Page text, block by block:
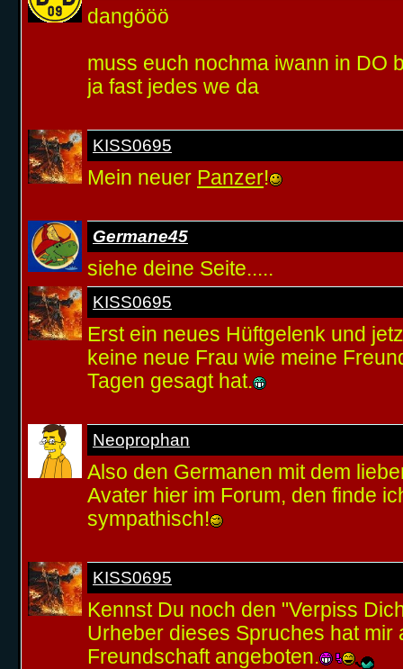
dangööö
muss euch nochma iwann in DO
ja fast jedes we da
KISS0695
Mein neuer Panzer!
Germane45
siehe deine Seite.....
KISS0695
Erst ein neues Hüftgelenk und
keine neue Frau wie meine
Tagen gesagt hat.
Neoprophan
Also den Germanen mit dem
Avater hier im Forum, den finde
sympathisch!
KISS0695
Kennst Du noch den "Verpiss
Urheber dieses Spruches hat mir
Freundschaft angeboten.